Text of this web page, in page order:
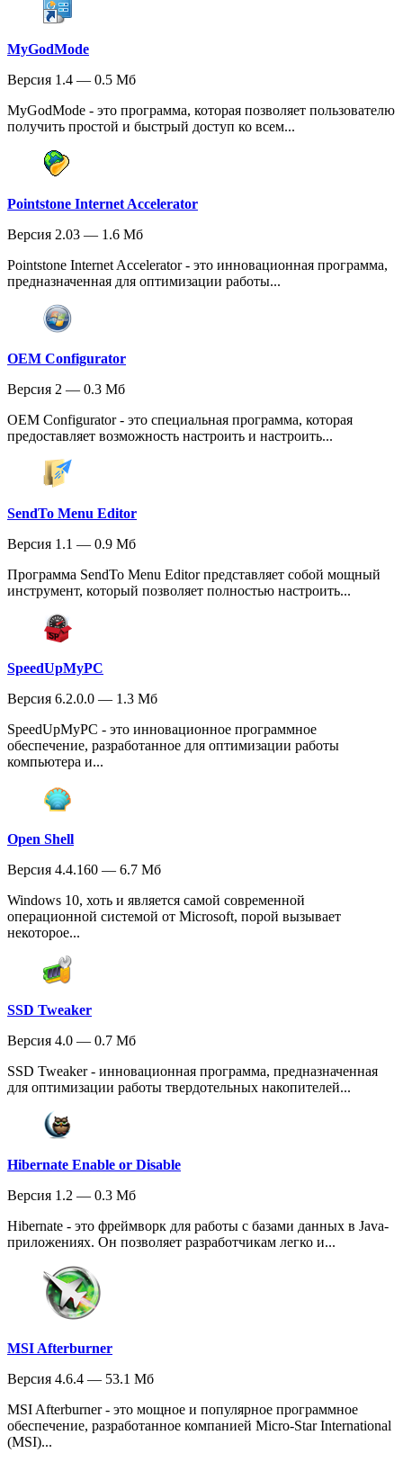
MyGodMode
Версия 1.4 — 0.5 Мб
MyGodMode - это программа, которая позволяет пользователю
получить простой и быстрый доступ ко всем...
Pointstone Internet Accelerator
Версия 2.03 — 1.6 Мб
Pointstone Internet Accelerator - это инновационная программа,
предназначенная для оптимизации работы...
OEM Configurator
Версия 2 — 0.3 Мб
OEM Configurator - это специальная программа, которая
предоставляет возможность настроить и настроить...
SendTo Menu Editor
Версия 1.1 — 0.9 Мб
Программа SendTo Menu Editor представляет собой мощный
инструмент, который позволяет полностью настроить...
SpeedUpMyPC
Версия 6.2.0.0 — 1.3 Мб
SpeedUpMyPC - это инновационное программное
обеспечение, разработанное для оптимизации работы
компьютера и...
Open Shell
Версия 4.4.160 — 6.7 Мб
Windows 10, хоть и является самой современной
операционной системой от Microsoft, порой вызывает
некоторое...
SSD Tweaker
Версия 4.0 — 0.7 Мб
SSD Tweaker - инновационная программа, предназначенная
для оптимизации работы твердотельных накопителей...
Hibernate Enable or Disable
Версия 1.2 — 0.3 Мб
Hibernate - это фреймворк для работы с базами данных в Java-
приложениях. Он позволяет разработчикам легко и...
MSI Afterburner
Версия 4.6.4 — 53.1 Мб
MSI Afterburner - это мощное и популярное программное
обеспечение, разработанное компанией Micro-Star International
(MSI)...